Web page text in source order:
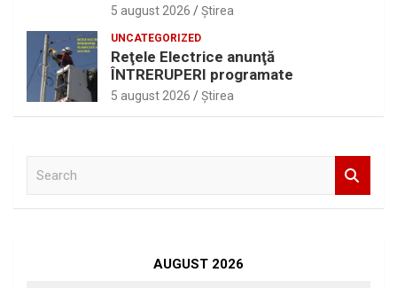
5 august 2026 Ştirea
UNCATEGORIZED
Reţele Electrice anunţă
ÎNTRERUPERI programate
5 august 2026 Ştirea
AUGUST 2026